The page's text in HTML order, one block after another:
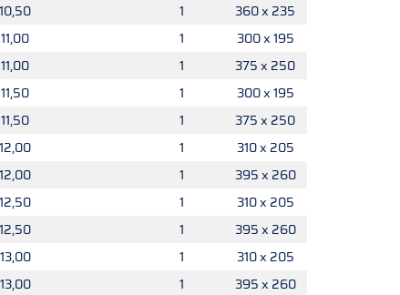
10,50 1
360 x 235
11,00 1
300 x 195
11,00 1
375 x 250
11,50 1
300 x 195
11,50 1
375 x 250
12,00 1
310 x 205
12,00 1
395 x 260
12,50 1
310 x 205
12,50 1
395 x 260
13,00 1
310 x 205
13,00 1
395 x 260